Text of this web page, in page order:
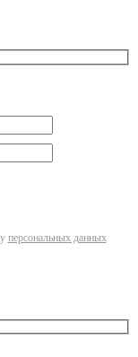
персональных данных